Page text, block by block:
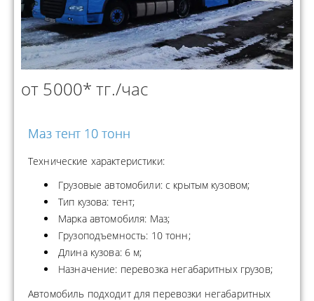
от 5000* тг./час
Маз тент 10 тонн
Технические характеристики:
Грузовые автомобили: с крытым кузовом;
Тип кузова: тент;
Марка автомобиля: Маз;
Грузоподъемность: 10 тонн;
Длина кузова: 6 м;
Назначение: перевозка негабаритных грузов;
Автомобиль подходит для перевозки негабаритных